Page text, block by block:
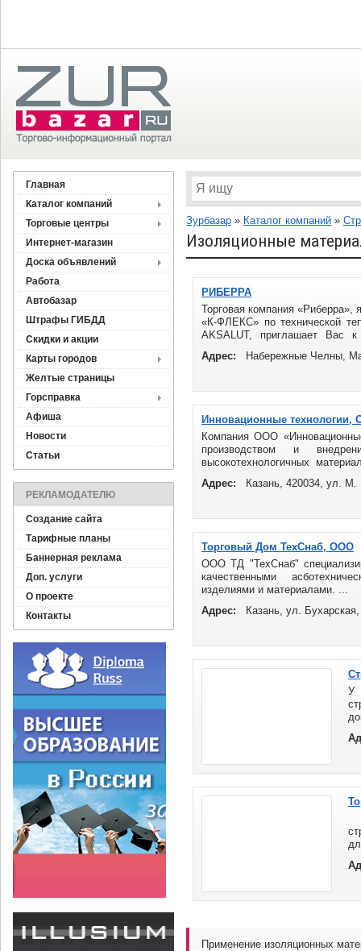
Главная
Каталог компаний
Торговые центры
Интернет-магазин
Доска объявлений
Работа
Автобазар
Штрафы ГИБДД
Скидки и акции
Карты городов
Желтые страницы
Горсправка
Афиша
Новости
Статьи
РЕКЛАМОДАТЕЛЮ
Создание сайта
Тарифные планы
Баннерная реклама
Доп. услуги
О проекте
Контакты
Зурбазар » Каталог компаний »
Изоляционные
РИБЕРРА
Торговая компания
«К-ФЛЕКС» по технической
AKSALUT, приглашает Вас
Адрес: Набережные Челны,
Инновационные технологии,
Компания ООО
производством и
высокотехнологичных
Адрес: Казань, 420034, ул.
Торговый Дом ТехСнаб, ООО
ООО ТД "ТехСнаб"
качественными
изделиями и материалами. ...
Адрес:
Казань, ул.
У
Применение изоляционных